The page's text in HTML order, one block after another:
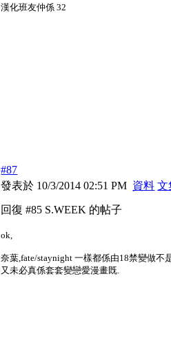
漢化班友仲係 32
#87
發表於 10/3/2014 02:51 PM 資料 文
回復 #85 S.WEEK 的帖子
ok,
奈葉,fate/staynight 一樣都係由18禁變做不
又未必真係套套變戀愛漫畫既.